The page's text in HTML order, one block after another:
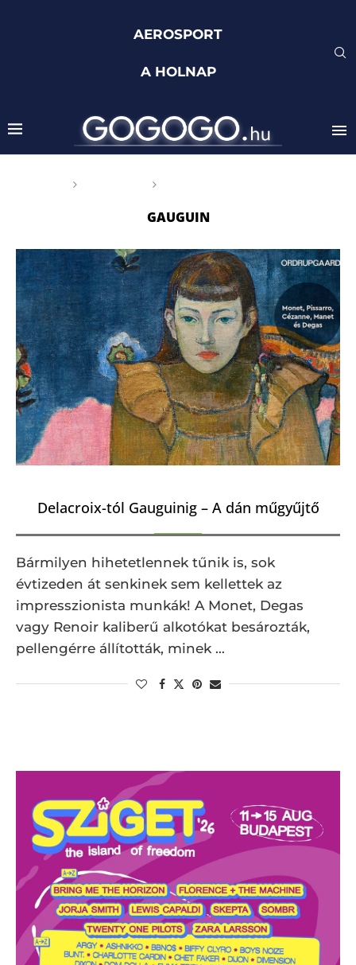
AEROSPORT
A HOLNAP
GAUGUIN
Delacroix-tól Gauguinig – A dán műgyűjtő
Bármilyen hihetetlennek tűnik is, sok
évtizeden át senkinek sem kellettek az
impresszionista munkák! A Monet, Degas
vagy Renoir kaliberű alkotókat besározták,
pellengérre állították, minek …